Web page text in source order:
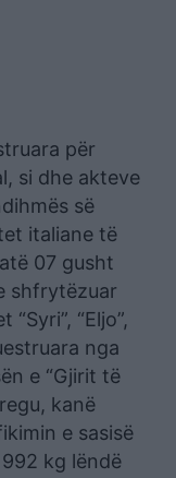
për
si dhe akteve
së
italiane të
07 gusht
shfrytëzuar
“Eljo”,
nga
e “Gjirit të
kanë
e sasisë
kg lëndë